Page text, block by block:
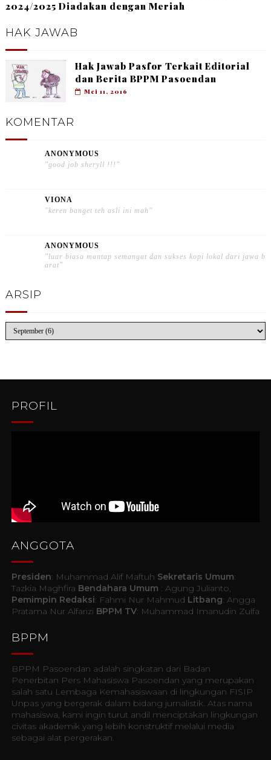
2024/2025 Diadakan dengan Meriah
HAK JAWAB
Hak Jawab Pasfor Terkait Editorial
dan Berita BPPM Pasoendan
Mei 11, 2016
KOMENTAR
ANONYMOUS
"good job sheryll !!!"
VIONA
"keren banget teh asli ini mah"
ANONYMOUS
"luar biasa mantap semangat dan sukses kopi lokal dari jawa b
arat"
ARSIP
PROFIL
ANGGOTA
Presiden: Muhammad Alif Maftuh Sekretaris Umum:
Tazkia Maghfira Bendahara Umum : Agung Julianto,
Pemimpin Redaksi: Fahmi Nur Mahmud Litbang: Angga
Pratama Nur Alfarizi BPPM TV: Muhammad Imanudin Zulfa
BPPM
BPPM Pasoendan adalah singkatan dari Badan
Penerbitan Pers Mahasiswa Pasoendan yang merupakan
salah satu Lembaga Kemahasiswaan di lingkungan FISIP
Unpas yang bergerak dalam bidang jurnalistik. Atas nama
mahasiswa, kami ingin turut andil menciptakan lingkungan
civitas akademik yang lebih konstruktif melalui media
sebagai alat pergerakan.